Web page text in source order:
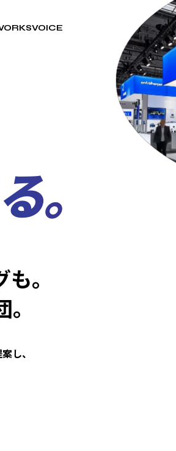
VOICE
。
。
し、